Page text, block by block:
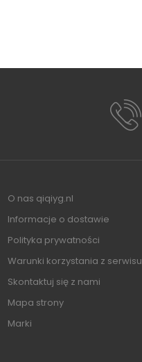
O nas qiqiyg.nl
Informacje o dostawie
Polityka prywatności
Warunki korzystania z serwisu
Skontaktuj się z nami
Mapa strony
Marki